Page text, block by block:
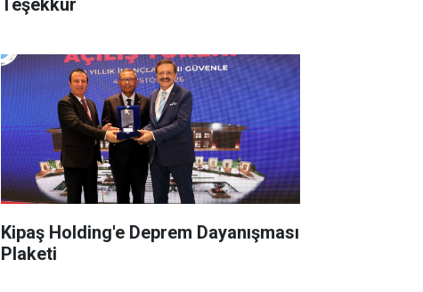
Teşekkür
Kipaş Holding'e Deprem Dayanışması
Plaketi